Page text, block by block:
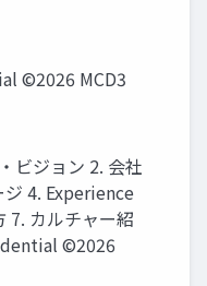
©2026 MCD3
ビジョン 2. 会社
4. Experience
7. カルチャー紹
©2026